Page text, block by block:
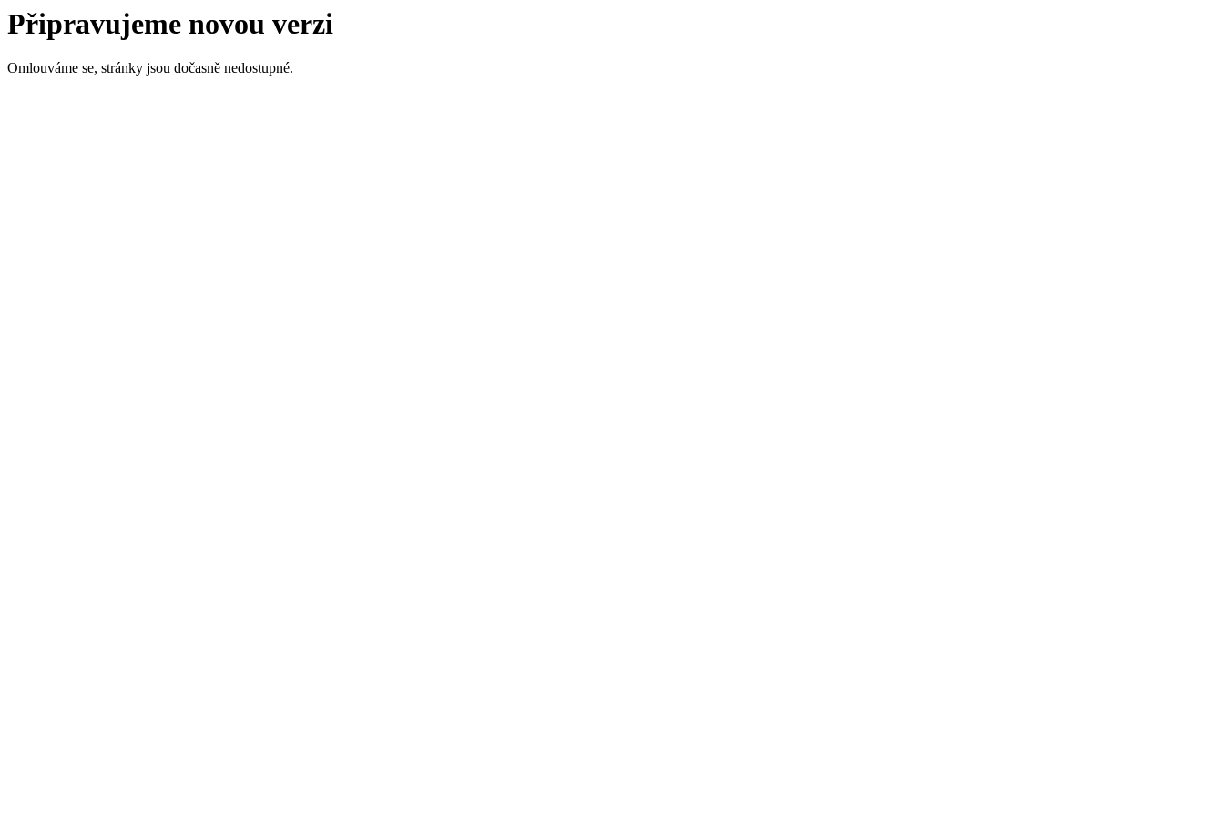
Připravujeme novou verzi
Omlouváme se, stránky jsou dočasně nedostupné.